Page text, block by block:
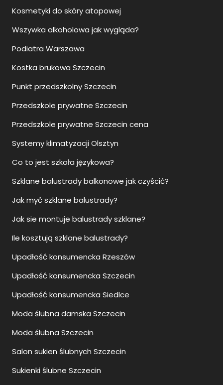
Kosmetyki do skóry atopowej
Wszywka alkoholowa jak wygląda?
Podiatra Warszawa
Kostka brukowa Szczecin
Punkt przedszkolny Szczecin
Przedszkole prywatne Szczecin
Przedszkole prywatne Szczecin cena
Systemy klimatyzacji Olsztyn
Co to jest szkoła językowa?
Szklane balustrady balkonowe jak czyścić?
Jak myć szklane balustrady?
Jak sie montuje balustrady szklane?
Ile kosztują szklane balustrady?
Upadłość konsumencka Rzeszów
Upadłość konsumencka Szczecin
Upadłość konsumencka Siedlce
Moda ślubna damska Szczecin
Moda ślubna Szczecin
Salon sukien ślubnych Szczecin
Sukienki ślubne Szczecin